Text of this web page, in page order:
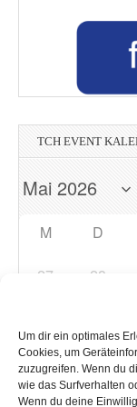
Um dir ein optimales
Cookies, um
zuzugreifen. Wenn du
wie das Surfverhalten
Wenn du deine
TCH EVENT
M D
27 28
4
11 12